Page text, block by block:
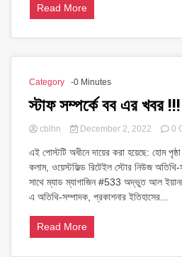
Read More
Category -0 Minutes
স্টাফ সম্পর্কে বব এর খবর !!!
cblhn December 2, 2022 0
এই পোস্টটি অধীনে দায়ের করা হয়েছে: হোম
কলাম, ওয়েস্টফিল্ড রিটেইল স্টোর নিউজ
সাথে ম্যাড ম্যাগাজিন #533 অদ্ভুত আল
এ অতিথি-সম্পাদক, প্রকাশনার ইতিহাসের...
Read More